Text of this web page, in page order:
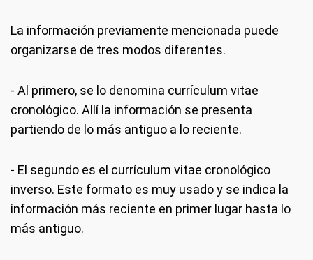
La información previamente mencionada puede
organizarse de tres modos diferentes.
- Al primero, se lo denomina currículum vitae
cronológico. Allí la información se presenta
partiendo de lo más antiguo a lo reciente.
- El segundo es el currículum vitae cronológico
inverso. Este formato es muy usado y se indica la
información más reciente en primer lugar hasta lo
más antiguo.